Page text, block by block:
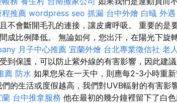
程推薦 wordpress seo 抓漏 台中外燴 白蟻 外遇
不會斷開毛孔的連接，讓皮膚呼吸。 重要的是
成比例降低。 無論如何，您出汗，在陽光下旋
月子中心推薦 宜蘭外燴 台北專業徵信社 老
到保護，可以防止紫外線的有害影響，因此建議
薦 防水 如果您呆在一天中，則應每2-3小時重新
們的生活或度假越高，我們對UVB輻射的有害影
蘭 台中推拿服務 他在最初的幾分鐘裡留下了白色